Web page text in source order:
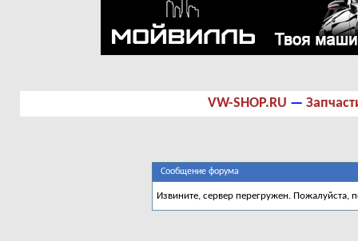
VW-SHOP.RU —
Сообщение форума
Извините, сервер перегружен. Пожалуйста,